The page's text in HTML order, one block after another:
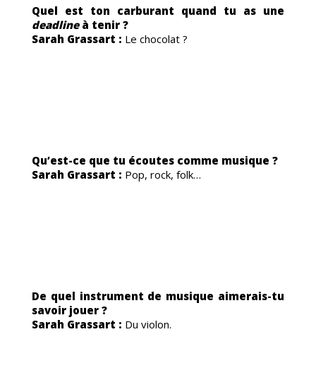
Quel est ton carburant quand tu as une
deadlineà tenir ?
Sarah Grassart : Le chocolat ?
Qu’est-ce que tu écoutes comme musique ?
Sarah Grassart : Pop, rock, folk…
De quel instrument de musique aimerais-tu
savoir jouer ?
Sarah Grassart : Du violon.